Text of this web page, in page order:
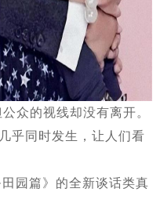
众的视线却没有离开。
乎同时发生，让人们看
园篇》的全新谈话类真